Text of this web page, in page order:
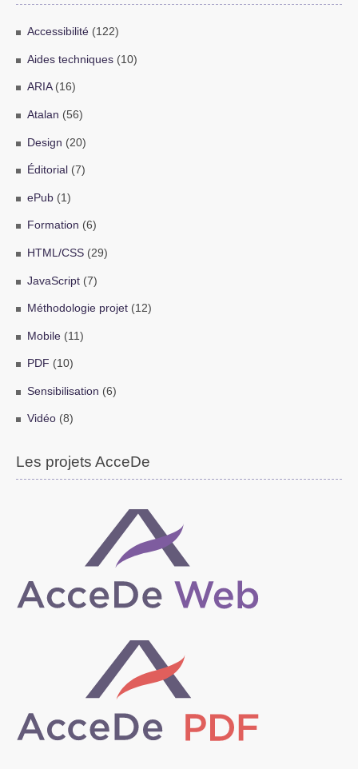
Accessibilité(122)
Aides techniques(10)
ARIA(16)
Atalan (56)
Design (20)
Éditorial (7)
ePub(1)
Formation (6)
HTML/CSS(29)
JavaScript(7)
Méthodologie projet(12)
Mobile(11)
PDF (10)
Sensibilisation (6)
Vidéo(8)
Les projets AcceDe